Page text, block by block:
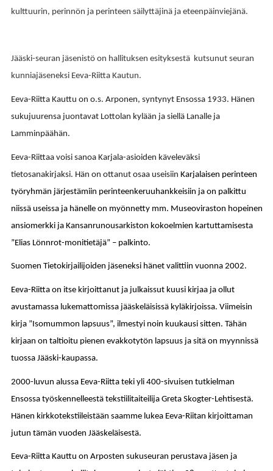
kulttuurin, perinnön ja perinteen säilyttäjinä ja eteenpäinviejänä.
Jääski-seuran jäsenistö on hallituksen esityksestä kutsunut seuran
kunniajäseneksi Eeva-Riitta Kautun.
Eeva-Riitta Kauttu on o.s. Arponen, syntynyt Ensossa 1933. Hänen
sukujuurensa juontavat Lottolan kylään ja siellä Lanalle ja
Lamminpäähän.
Eeva-Riittaa voisi sanoa Karjala-asioiden käveleväksi
tietosanakirjaksi. Hän on ottanut osaa useisiin Karjalaisen perinteen
työryhmän järjestämiin perinteenkeruuhankkeisiin ja on palkittu
niissä useissa ja hänelle on myönnetty mm. Museoviraston hopeinen
ansiomerkki ja Kansanrunousarkiston kokoelmien kartuttamisesta
”Elias Lönnrot-monitietäjä” – palkinto.
Suomen Tietokirjailijoiden jäseneksi hänet valittiin vuonna 2002.
Eeva-Riitta on itse kirjoittanut ja julkaissut kuusi kirjaa ja ollut
avustamassa lukemattomissa jääskeläisissä kyläkirjoissa. Viimeisin
kirja ”Isomummon lapsuus”, ilmestyi noin kuukausi sitten. Tähän
kirjaan on taltioitu pienen evakkotytön lapsuus ja sitä on myynnissä
tuossa Jääski-kaupassa.
2000-luvun alussa Eeva-Riitta teki yli 400-sivuisen tutkielman
Ensossa työskennelleestä tekstiilitaiteilija Greta Skogter-Lehtisestä.
Hänen kirkkotekstiileistään saamme lukea Eeva-Riitan kirjoittaman
jutun tämän vuoden Jääskeläisestä.
Eeva-Riitta Kauttu on Arposten sukuseuran perustava jäsen ja